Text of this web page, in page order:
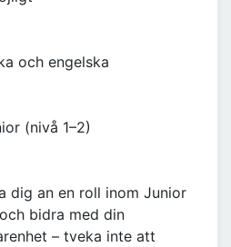
och engelska
(nivå 1–2)
dig an en roll inom Junior
bidra med din
– tveka inte att